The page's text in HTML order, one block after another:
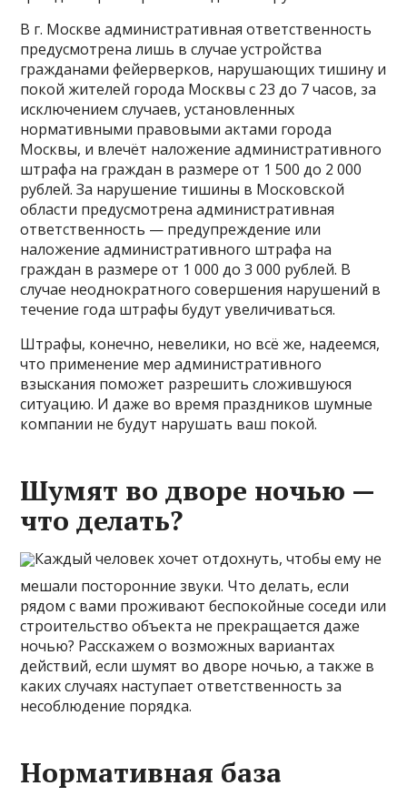
В г. Москве административная ответственность
предусмотрена лишь в случае устройства
гражданами фейерверков, нарушающих тишину и
покой жителей города Москвы с 23 до 7 часов, за
исключением случаев, установленных
нормативными правовыми актами города
Москвы, и влечёт наложение административного
штрафа на граждан в размере от 1 500 до 2 000
рублей. За нарушение тишины в Московской
области предусмотрена административная
ответственность — предупреждение или
наложение административного штрафа на
граждан в размере от 1 000 до 3 000 рублей. В
случае неоднократного совершения нарушений в
течение года штрафы будут увеличиваться.
Штрафы, конечно, невелики, но всё же, надеемся,
что применение мер административного
взыскания поможет разрешить сложившуюся
ситуацию. И даже во время праздников шумные
компании не будут нарушать ваш покой.
Шумят во дворе ночью —
что делать?
Каждый человек хочет отдохнуть, чтобы ему не
мешали посторонние звуки. Что делать, если
рядом с вами проживают беспокойные соседи или
строительство объекта не прекращается даже
ночью? Расскажем о возможных вариантах
действий, если шумят во дворе ночью, а также в
каких случаях наступает ответственность за
несоблюдение порядка.
Нормативная база